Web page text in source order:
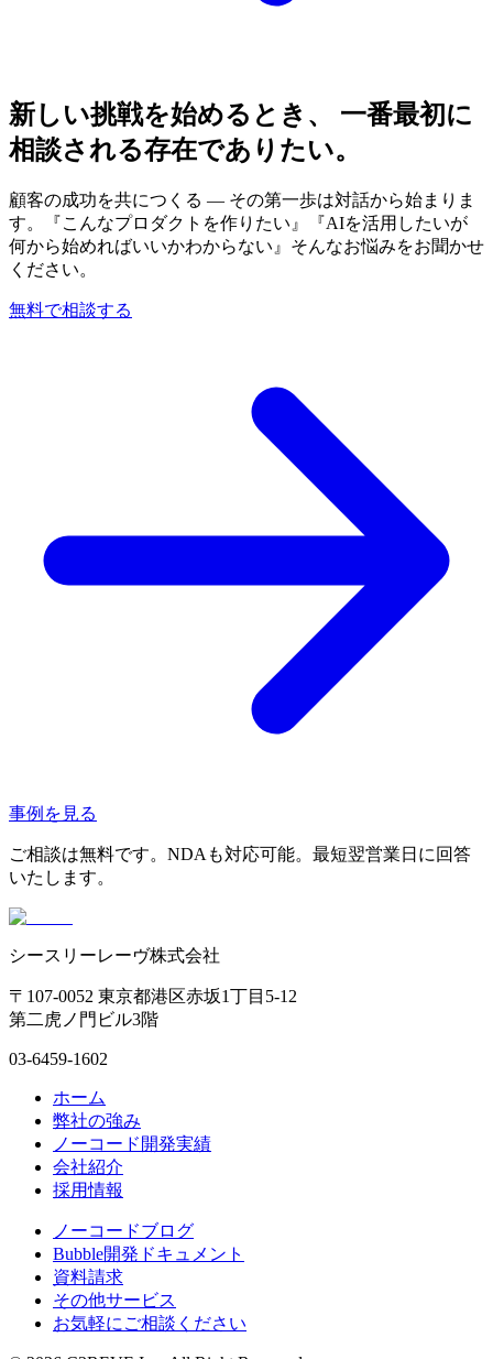
新しい挑戦を始めるとき、 一番最初に
相談される存在でありたい。
顧客の成功を共につくる — その第一歩は対話から始まりま
す。『こんなプロダクトを作りたい』『AIを活用したいが
何から始めればいいかわからない』そんなお悩みをお聞かせ
ください。
無料で相談する
事例を見る
ご相談は無料です。NDAも対応可能。最短翌営業日に回答
いたします。
シースリーレーヴ株式会社
〒107-0052 東京都港区赤坂1丁目5-12
第二虎ノ門ビル3階
03-6459-1602
ホーム
弊社の強み
ノーコード開発実績
会社紹介
採用情報
ノーコードブログ
Bubble開発ドキュメント
資料請求
その他サービス
お気軽にご相談ください